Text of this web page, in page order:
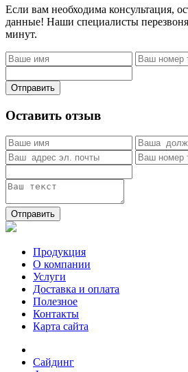
Если вам необходима консультация,
данные! Наши специалисты
минут.
Отправить
Оставить отзыв
Отправить
Продукция
О компании
Услуги
Доставка и оплата
Полезное
Контакты
Карта сайта
Сайдинг